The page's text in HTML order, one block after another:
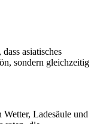
asiatisches
sondern gleichzeitig
Ladesäule und